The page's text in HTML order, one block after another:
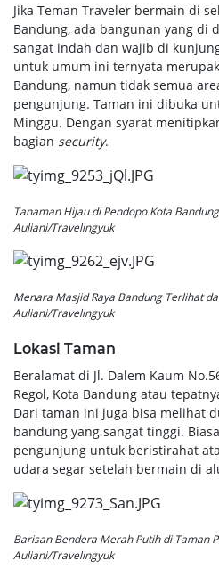
Jika Teman Traveler bermain di
Bandung, ada bangunan yang di
sangat indah dan wajib di
untuk umum ini ternyata
Bandung, namun tidak semua
pengunjung. Taman ini dibuka
Minggu. Dengan syarat
bagian security.
Tanaman Hijau di Pendopo Kota
Auliani/Travelingyuk
Menara Masjid Raya Bandung Terlihat
Auliani/Travelingyuk
Lokasi Taman
Beralamat di Jl. Dalem Kaum
Regol, Kota Bandung atau
Dari taman ini juga bisa melihat
bandung yang sangat tinggi.
pengunjung untuk beristirahat
udara segar setelah bermain di
Barisan Bendera Merah Putih di Taman
Auliani/Travelingyuk